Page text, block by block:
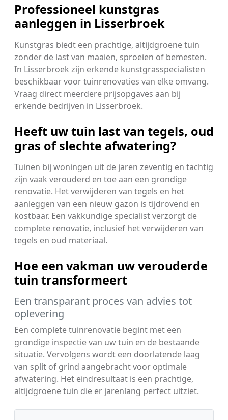
Professioneel kunstgras
aanleggen in Lisserbroek
Kunstgras biedt een prachtige, altijdgroene tuin
zonder de last van maaien, sproeien of bemesten.
In Lisserbroek zijn erkende kunstgrasspecialisten
beschikbaar voor tuinrenovaties van elke omvang.
Vraag direct meerdere prijsopgaves aan bij
erkende bedrijven in Lisserbroek.
Heeft uw tuin last van tegels, oud
gras of slechte afwatering?
Tuinen bij woningen uit de jaren zeventig en tachtig
zijn vaak verouderd en toe aan een grondige
renovatie. Het verwijderen van tegels en het
aanleggen van een nieuw gazon is tijdrovend en
kostbaar. Een vakkundige specialist verzorgt de
complete renovatie, inclusief het verwijderen van
tegels en oud materiaal.
Hoe een vakman uw verouderde
tuin transformeert
Een transparant proces van advies tot
oplevering
Een complete tuinrenovatie begint met een
grondige inspectie van uw tuin en de bestaande
situatie. Vervolgens wordt een doorlatende laag
van split of grind aangebracht voor optimale
afwatering. Het eindresultaat is een prachtige,
altijdgroene tuin die er jarenlang perfect uitziet.